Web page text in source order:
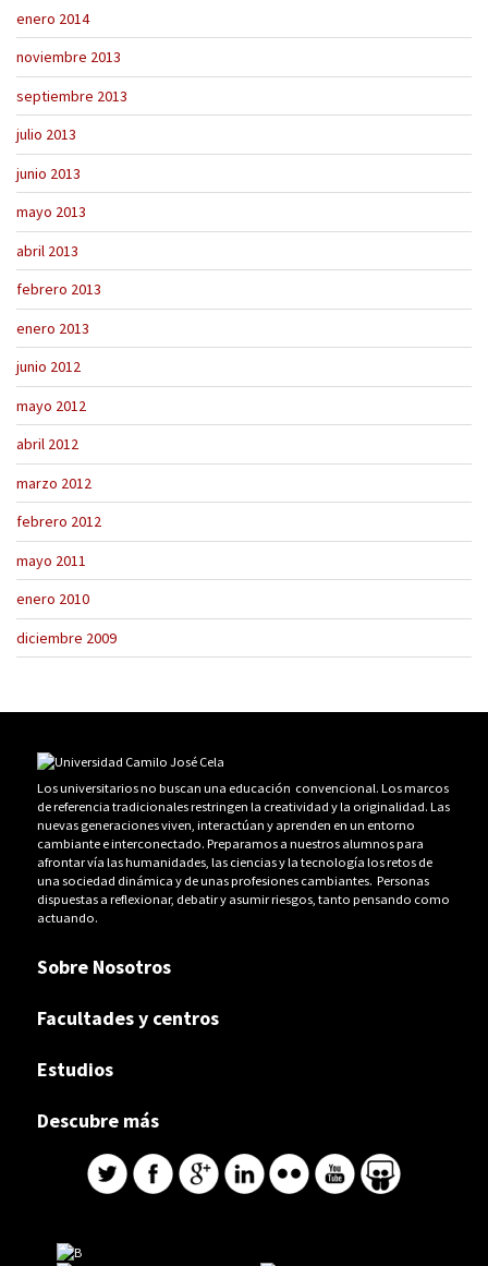
enero 2014
noviembre 2013
septiembre 2013
julio 2013
junio 2013
mayo 2013
abril 2013
febrero 2013
enero 2013
junio 2012
mayo 2012
abril 2012
marzo 2012
febrero 2012
mayo 2011
enero 2010
diciembre 2009
Los universitarios no buscan una educación convencional. Los marcos
de referencia tradicionales restringen la creatividad y la originalidad. Las
nuevas generaciones viven, interactúan y aprenden en un entorno
cambiante e interconectado. Preparamos a nuestros alumnos para
afrontar vía las humanidades, las ciencias y la tecnología los retos de
una sociedad dinámica y de unas profesiones cambiantes. Personas
dispuestas a reflexionar, debatir y asumir riesgos, tanto pensando como
actuando.
Sobre Nosotros
Facultades y centros
Estudios
Descubre más